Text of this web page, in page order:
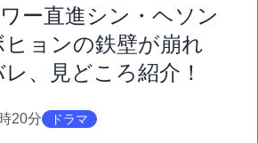
ー直進シン・ヘソン
ョンの鉄壁が崩れ
、見どころ紹介！
20分 ドラマ